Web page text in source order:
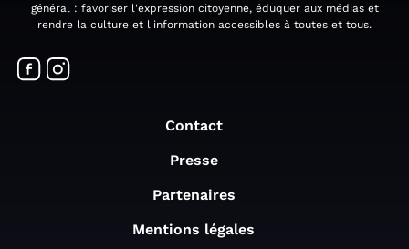
général : favoriser l'expression citoyenne, éduquer aux médias et
rendre la culture et l'information accessibles à toutes et tous.
Contact
Presse
Partenaires
Mentions légales